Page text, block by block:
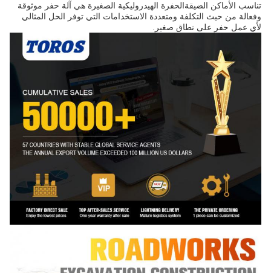
تناسب الأماكن الضيقةالحفرة الهيدروليكية الصغيرة هي آلة حفر موثوقة
وفعالة من حيث التكلفة ومتعددة الاستخدامات التي توفر الحل المثالي
لأي عمل حفر على نطاق صغير.